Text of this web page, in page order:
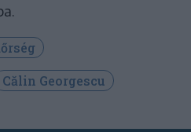
Călin Georgescu